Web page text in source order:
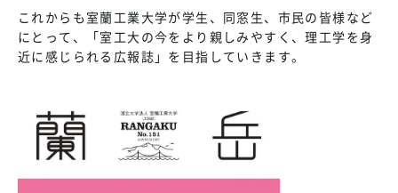
これからも室蘭工業大学が学生、同窓生、市民の皆様など
にとって、「室工大の今をより親しみやすく、理工学を身
近に感じられる広報誌」を目指していきます。